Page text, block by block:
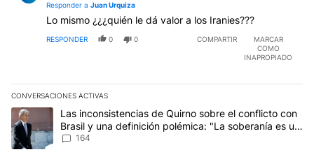
Responder a Juan Urquiza
Lo mismo ¿¿¿quién le dá valor a los Iranies???
RESPONDER 0 0 COMPARTIR
MARCAR
COMO
INAPROPIADO
CONVERSACIONES ACTIVAS
Este listado muestra los artículos con más comentarios en los
Un artículo de tendencia con el título "Las inconsistencias de
Las inconsistencias de Quirno sobre el conflicto con
Brasil y una definición polémica: "La soberanía es un
concepto antiguo"
164